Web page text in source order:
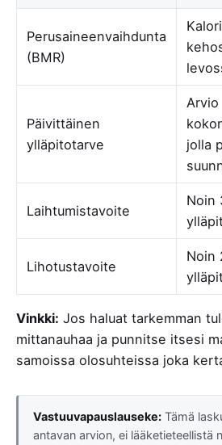
Perusaineenvaihdunta
(BMR)
Päivittäinen
ylläpitotarve
Arvio
jolla
Laihtumistavoite
Noin
Lihotustavoite
Noin
Vinkki: Jos haluat tarkemman
mittanauhaa ja punnitse itsesi
samoissa olosuhteissa joka
Vastuuvapauslauseke: Tämä
antavan arvion, ei lääketieteellistä